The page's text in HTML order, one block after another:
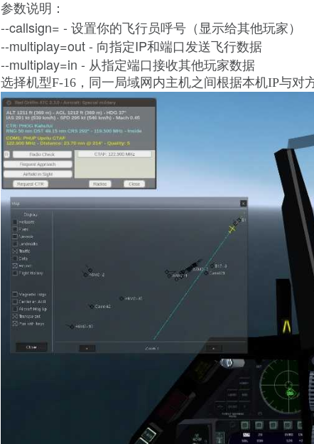
参数说明：
--callsign= - 设置你的飞行员呼号（显示给其他玩家）
--multiplay=out - 向指定IP和端口发送飞行数据
--multiplay=in - 从指定端口接收其他玩家数据
选择机型F-16，同一局域网内主机之间根据本机IP与对